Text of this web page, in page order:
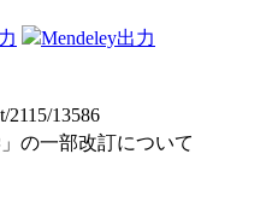
Mendeley出力
2115/13586
の一部改訂について